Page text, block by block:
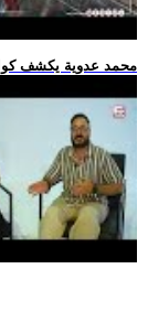
.. محمد عدوية يكشف